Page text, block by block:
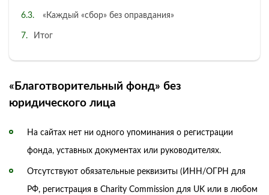
«Каждый «сбор» без оправдания»
Итог
«Благотворительный фонд» без
юридического лица
На сайтах нет ни одного упоминания о регистрации
фонда, уставных документах или руководителях.
Отсутствуют обязательные реквизиты (ИНН/ОГРН для
РФ, регистрация в Charity Commission для UK или в любом